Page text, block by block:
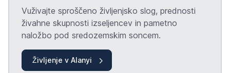
Vuživajte sproščeno življenjsko slog, prednosti
živahne skupnosti izseljencev in pametno
naložbo pod sredozemskim soncem.
Življenje v Alanyi